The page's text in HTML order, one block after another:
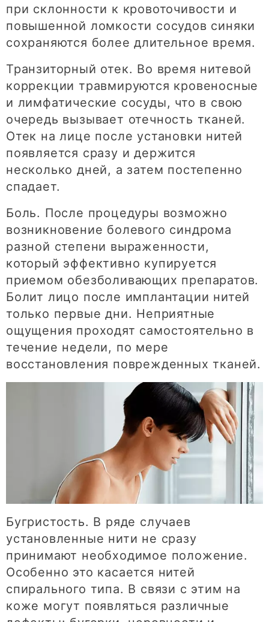
при склонности к кровоточивости и
повышенной ломкости сосудов синяки
сохраняются более длительное время.
Транзиторный отек. Во время нитевой
коррекции травмируются кровеносные
и лимфатические сосуды, что в свою
очередь вызывает отечность тканей.
Отек на лице после установки нитей
появляется сразу и держится
несколько дней, а затем постепенно
спадает.
Боль. После процедуры возможно
возникновение болевого синдрома
разной степени выраженности,
который эффективно купируется
приемом обезболивающих препаратов.
Болит лицо после имплантации нитей
только первые дни. Неприятные
ощущения проходят самостоятельно в
течение недели, по мере
восстановления поврежденных тканей.
Бугристость. В ряде случаев
установленные нити не сразу
принимают необходимое положение.
Особенно это касается нитей
спирального типа. В связи с этим на
коже могут появляться различные